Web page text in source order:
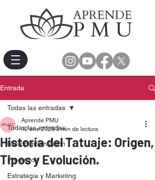
Entrada
Todas las entradas
Micropigmentación
Productos
Estrategia y Marketing
Todas las entradas
Historia del Tatuaje: Origen,
Tipos y Evolución.
Aprende PMU
12 ene 2023 3 min de lectura